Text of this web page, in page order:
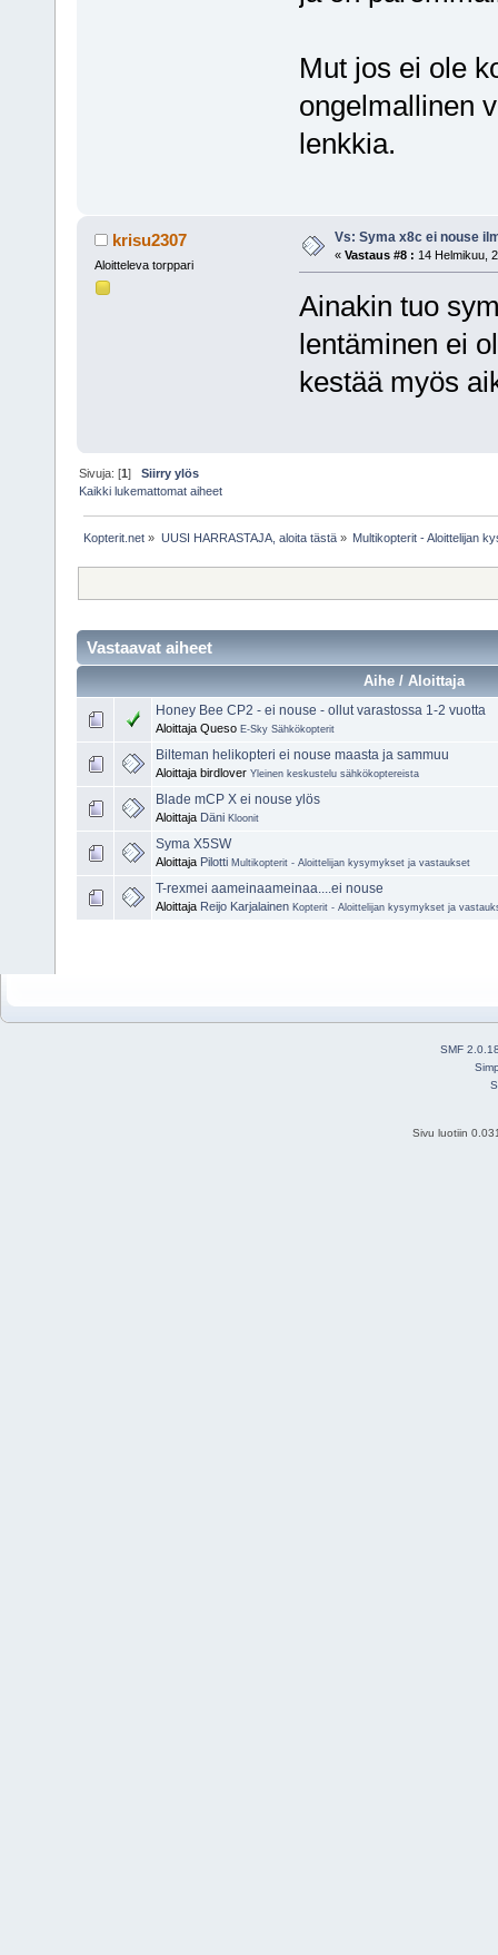
Mut jos ei ole
ongelmallinen
lenkkia.
krisu2307
Aloitteleva torppari
Vs: Syma x8c ei nouse
« Vastaus #8 : 14 Helmikuu,
Ainakin tuo
lentäminen ei
kestää myös
Sivuja: [1]Siirry ylös
Kaikki lukemattomat aiheet
Kopterit.net » UUSI HARRASTAJA, aloita tästä» Multikopterit - Aloittelijan
Vastaavat aiheet
Aihe / Aloittaja
Honey Bee CP2 - ei nouse - ollut varastossa 1-2 vuotta
Aloittaja Queso E-Sky Sähkökopterit
Bilteman helikopteri ei nouse maasta ja sammuu
Aloittaja birdlover Yleinen keskustelu sähkökoptereista
Blade mCP X ei nouse ylös
Aloittaja Däni Kloonit
Syma X5SW
Aloittaja Pilotti Multikopterit - Aloittelijan kysymykset ja vastaukset
T-rexmei aameinaameinaa....ei nouse
Aloittaja Reijo Karjalainen Kopterit - Aloittelijan kysymykset ja
SMF
Sivu luotiin